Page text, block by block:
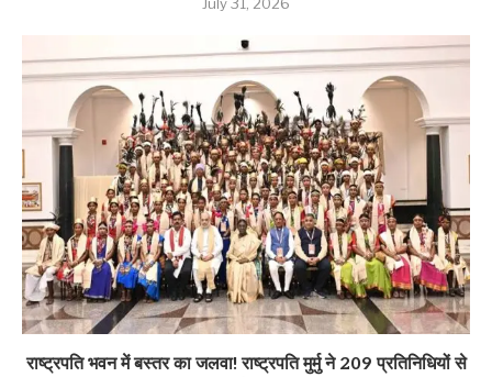
July 31, 2026
राष्ट्रपति भवन में बस्तर का जलवा! राष्ट्रपति मुर्मु ने 209 प्रतिनिधियों से